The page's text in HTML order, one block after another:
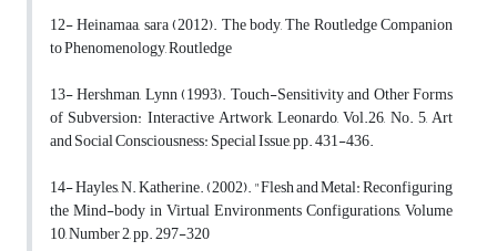
12- Heinamaa, sara (2012). The body, The Routledge Companion
to Phenomenology, Routledge
13- Hershman, Lynn (1993). Touch-Sensitivity and Other Forms
of Subversion: Interactive Artwork, Leonardo, Vol.26, No. 5, Art
and Social Consciousness: Special Issue, pp. 431-436.
14- Hayles, N. Katherine. (2002). "Flesh and Metal: Reconfiguring
the Mind-body in Virtual Environments Configurations, Volume
10, Number 2, pp. 297-320